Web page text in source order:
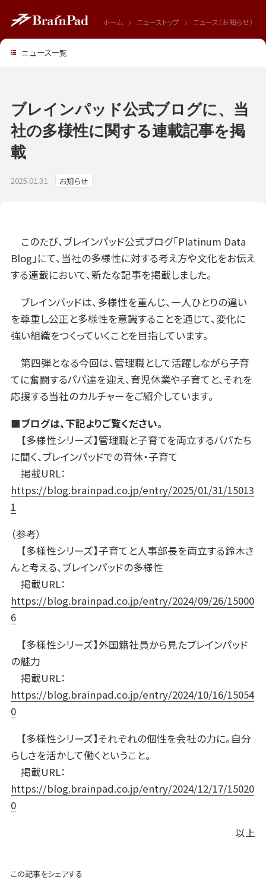
ホーム ニューストップ ニュース（お知らせ）
2025.01.31 お知らせ
ブレインパッド公式ブログに、当
社の多様性に関する連載記事を掲
載
このたび、ブレインパッド公式ブログ「Platinum Data
Blog」にて、当社の多様性に対する考え方や文化をお伝え
する連載において、新たな記事を掲載しました。
ブレインパッドは、多様性を重んじ、一人ひとりの違い
を尊重し公正と多様性を意識することを通じて、変化に
強い組織をつくっていくことを目指しています。
第四弾となる今回は、管理職として活躍しながら子育
てに奮闘するパパ達を迎え、育児休業や子育てと、それを
応援する当社のカルチャーをご紹介しています。
■ブログは、下記よりご覧ください。
【多様性シリーズ】管理職と子育てを両立するパパたち
に聞く、ブレインパッドでの育休・子育て
掲載URL：
https://blog.brainpad.co.jp/entry/2025/01/31/15013
1
（参考）
【多様性シリーズ】子育てと人事部長を両立する鈴木さ
んと考える、ブレインパッドの多様性
掲載URL：
https://blog.brainpad.co.jp/entry/2024/09/26/15000
6
【多様性シリーズ】外国籍社員から見たブレインパッド
の魅力
掲載URL：
https://blog.brainpad.co.jp/entry/2024/10/16/15054
0
【多様性シリーズ】それぞれの個性を会社の力に。自分
らしさを活かして働くということ。
掲載URL：
https://blog.brainpad.co.jp/entry/2024/12/17/15020
0
以上
この記事をシェアする
ニュース一覧